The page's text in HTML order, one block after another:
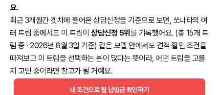
요.
최근 3개월간 겟차에 들어온 상담신청을 기준으로 보면, 쏘나타의 여
러 트림 중에서도 이 트림이 상담신청 5위 를 기록했어요. (총 15개 트
림 중 · 2026년 8월 3일 기준) 같은 모델 안에서도 견적·할인 조건을
따져보고 이 트림을 선택하는 분이 많다는 뜻이라, 어떤 트림을 고를
지 고민 중이라면 참고가 될 거예요.
내 조건으로 월 납입금 확인하기